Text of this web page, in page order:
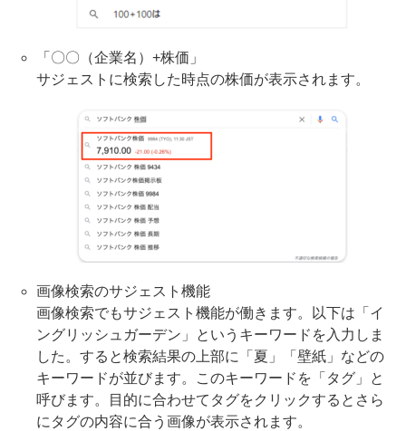
「〇〇（企業名）+株価」
サジェストに検索した時点の株価が表示されます。
画像検索のサジェスト機能
画像検索でもサジェスト機能が働きます。以下は「イ
ングリッシュガーデン」というキーワードを入力しま
した。すると検索結果の上部に「夏」「壁紙」などの
キーワードが並びます。このキーワードを「タグ」と
呼びます。目的に合わせてタグをクリックするとさら
にタグの内容に合う画像が表示されます。